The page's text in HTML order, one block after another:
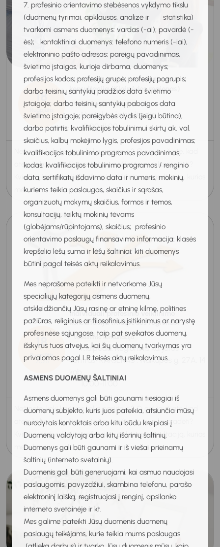
7. profesinio orientavimo stebėsenos vykdymo tikslu
(duomenų tyrimai, apklausos, analizė ir statistika)
tvarkomi asmens duomenys: vardas (-ai); pavardė (-
ės); kontaktiniai duomenys: telefono numeris (-iai),
elektroninio pašto adresas; pareigų pavadinimas,
švietimo įstaigos, kurioje dirbama, duomenys;
profesijos kodas; profesijų grupė; profesijų pogrupis;
darbo teisinių santykių pradžios data švietimo
įstaigoje; darbo teisinių santykių pabaigos data
švietimo įstaigoje; pareigybės dydis (jeigu būtina),
darbo patirtis; kvalifikacijos tobulinimui skirtų ak. val.
skaičius, kalbų mokėjimo lygis, profesijos pavadinimas;
kvalifikacijos tobulinimo programos pavadinimas,
kodas; kvalifikacijos tobulinimo programos / renginio
data, sertifikatų išdavimo data ir numeris, mokinių,
kuriems teikia paslaugas, skaičius ir sąrašas,
organizuotų mokymų skaičius, formos ir temos,
konsultacijų, teiktų mokinių tėvams
(globėjams/rūpintojams), skaičius; profesinio
orientavimo paslaugų finansavimo informacija: klasės
krepšelio lėšų suma ir lėšų šaltiniai; kiti duomenys
būtini pagal teisės aktų reikalavimus.
Mes neprašome pateikti ir netvarkome Jūsų
specialiųjų kategorijų asmens duomenų,
atskleidžiančių Jūsų rasinę ar etninę kilmę, politines
pažiūras, religinius ar filosofinius įsitikinimus ar narystę
profesinėse sąjungose, taip pat sveikatos duomenų,
išskyrus tuos atvejus, kai šių duomenų tvarkymas yra
privalomas pagal LR teisės aktų reikalavimus.
ASMENS DUOMENŲ ŠALTINIAI
Asmens duomenys gali būti gaunami tiesiogiai iš
duomenų subjekto, kuris juos pateikia, atsiunčia mūsų
nurodytais kontaktais arba kitu būdu kreipiasi į
Duomenų valdytoją arba kitų išorinių šaltinių.
Duomenys gali būti gaunami ir iš viešai prieinamų
šaltinių (interneto svetainių).
Duomenis gali būti generuojami, kai asmuo naudojasi
paslaugomis, pavyzdžiui, skambina telefonu, parašo
elektroninį laišką, registruojasi į renginį, apsilanko
interneto svetainėje ir kt.
Mes galime pateikti Jūsų duomenis duomenų
paslaugų teikėjams, kurie teikia mums paslaugas
18
Rugpjūtis
2026
Individuali profesinio veiklinimo
konsultacija (Klaipėdos regionas)
Veiklinimo konsultacija
Nuotolinė konsultacija
10:00-11:00
Nežinote, kokį karjeros kelią pasirinkti? O gal jaučiate, kad
atėjo laikas pokyčiams, tačiau nežinote, nuo ko pradėti?
Kviečiu į individualią profesinio veiklinimo konsultaciją, kurios
metu ka...
18
Rugpjūtis
2026
Individuali profesinio veiklinimo
konsultacija (Klaipėdos regionas)
Veiklinimo konsultacija
Klaipėda, Regioninis karjeros
centras "KARJERAS", Naikupės g. 27A, 14
10:00-11:00
Nežinote, kokį karjeros kelią pasirinkti? O gal jaučiate, kad
atėjo laikas pokyčiams, tačiau nežinote, nuo ko pradėti?
Kviečiu į individualią profesinio veiklinimo konsultaciją, kurios
metu ka...